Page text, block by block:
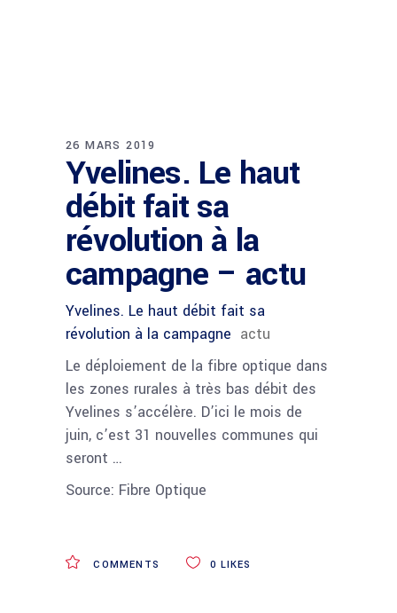
26 MARS 2019
Yvelines. Le haut
débit fait sa
révolution à la
campagne – actu
Yvelines. Le haut débit fait sa
révolution à la campagne actu
Le déploiement de la fibre optique dans
les zones rurales à très bas débit des
Yvelines s’accélère. D’ici le mois de
juin, c’est 31 nouvelles communes qui
seront …
Source: Fibre Optique
COMMENTS 0 LIKES